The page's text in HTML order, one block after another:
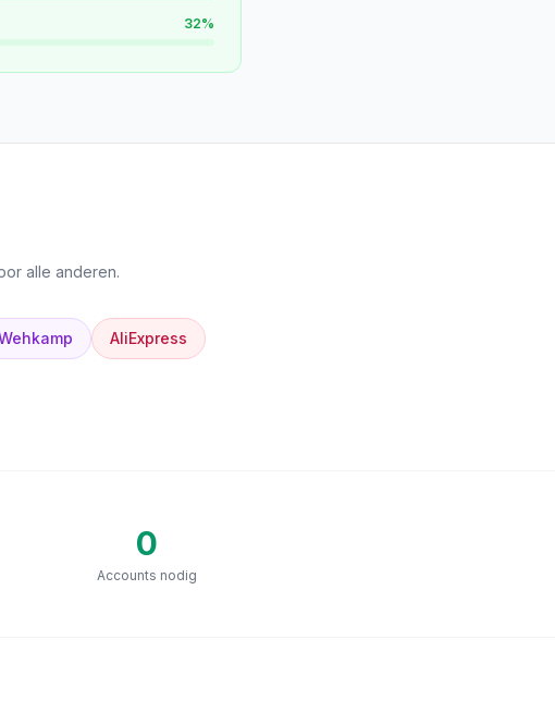
32%
alle anderen.
AliExpress
0
Accounts nodig